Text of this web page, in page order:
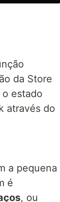
da Store
estado
através do
a pequena
é
, ou